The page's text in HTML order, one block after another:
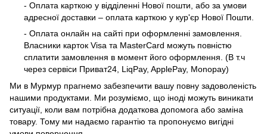
- Оплата карткою у відділенні Нової пошти, або за умови
адресної доставки – оплата карткою у кур'єр Нової Пошти.
- Оплата онлайн на сайті при оформленні замовлення.
Власники карток Visa та MasterCard можуть повністю
сплатити замовлення в момент його оформлення. (В т.ч
через сервіси Приват24, LiqPay, ApplePay, Monopay)
Ми в Мурмур прагнемо забезпечити вашу повну задоволеність
нашими продуктами. Ми розуміємо, що іноді можуть виникати
ситуації, коли вам потрібна додаткова допомога або заміна
товару. Тому ми надаємо гарантію та пропонуємо вигідні